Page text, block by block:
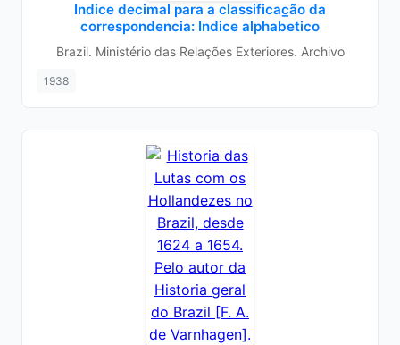
Indice decimal para a classificac̲ão da
correspondencia: Indice alphabetico
Brazil. Ministério das Relações Exteriores. Archivo
1938